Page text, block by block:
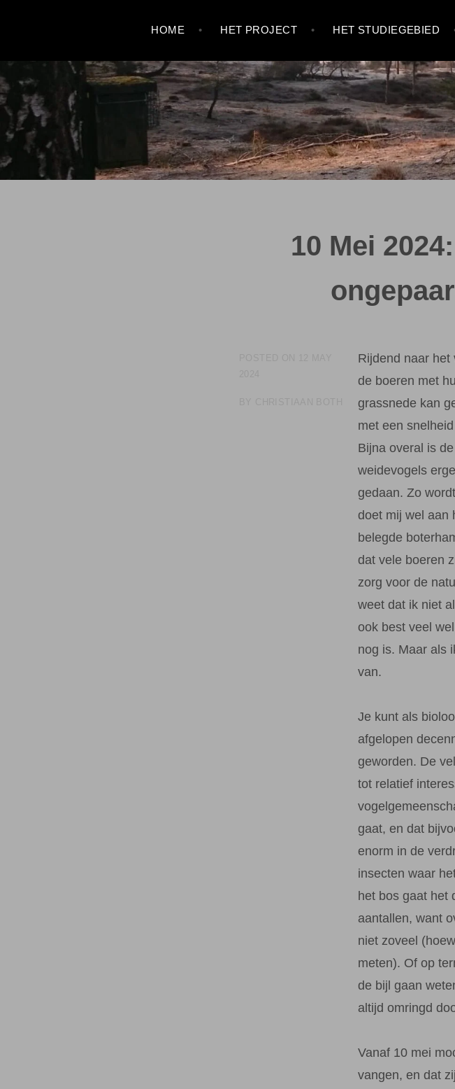
content
HOME HET PROJECT HET STUDIEGEBIED
10 Mei
Rijdend naar het
de boeren met
grassnede kan
met een
Bijna overal is
weidevogels
gedaan. Zo
doet mij wel aan
belegde
dat vele boeren
zorg voor de
weet dat ik niet
ook best veel
nog is. Maar als
van.
Je kunt als
afgelopen
geworden. De
tot relatief
gaat, en dat
enorm in de
insecten waar
het bos gaat het
aantallen, want
niet zoveel
meten). Of op
de bijl gaan
altijd omringd
Vanaf 10 mei
vangen, en dat